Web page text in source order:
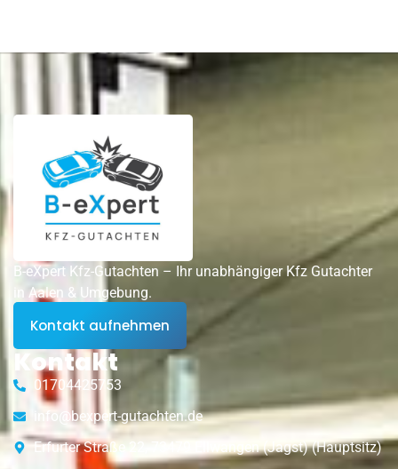
B-eXpert Kfz-Gutachten – Ihr unabhängiger Kfz Gutachter
in Aalen & Umgebung.
Kontakt aufnehmen
Kontakt
01704425753
info@bexpert-gutachten.de
Erfurter Straße 22, 73479 Ellwangen (Jagst) (Hauptsitz)